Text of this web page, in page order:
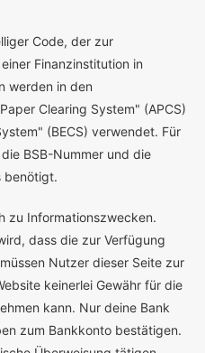
Code, der zur
Finanzinstitution in
werden in den
Clearing System" (APCS)
(BECS) verwendet. Für
BSB-Nummer und die
benötigt.
zu Informationszwecken.
dass die zur Verfügung
Nutzer dieser Seite zur
keinerlei Gewähr für die
kann. Nur deine Bank
zum Bankkonto bestätigen.